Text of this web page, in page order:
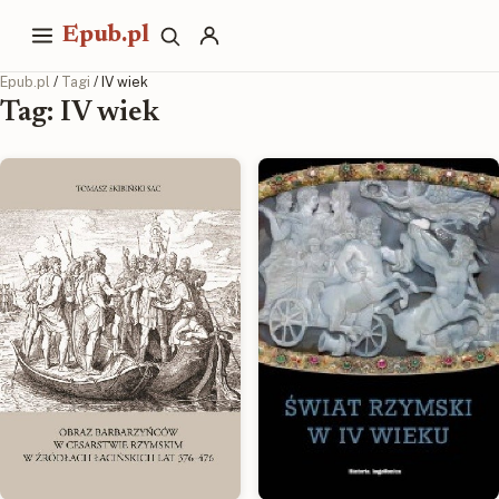
Epub.pl
Epub.pl / Tagi / IV wiek
Tag: IV wiek